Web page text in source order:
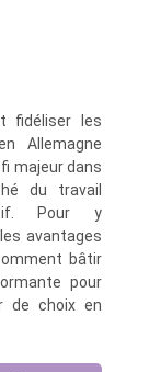
fidéliser les
Allemagne
majeur dans
du travail
Pour y
avantages
bâtir
pour
de choix en